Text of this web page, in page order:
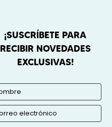
¡SUSCRÍBETE PARA
RECIBIR NOVEDADES
EXCLUSIVAS!